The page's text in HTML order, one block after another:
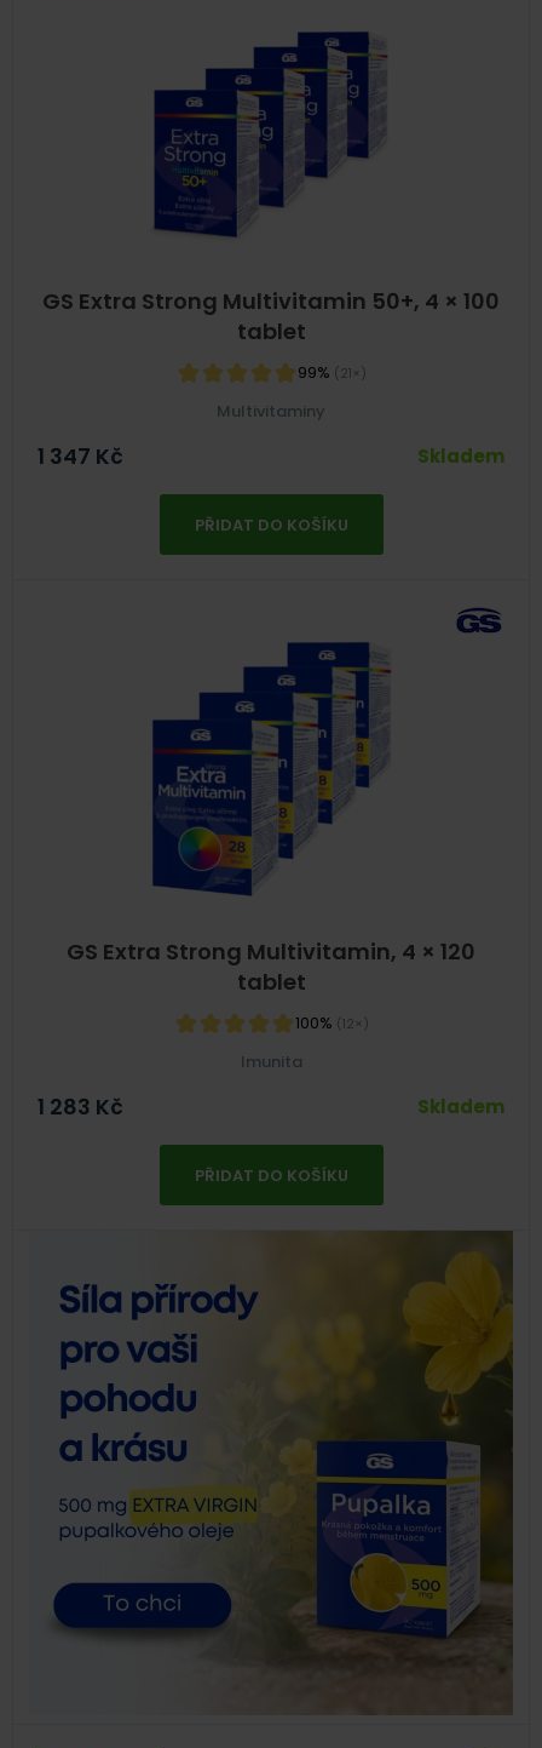
GS Extra Strong Multivitamin 50+, 4 × 100
tablet
99% (21×)
Multivitaminy
1 347 Kč Skladem
PŘIDAT DO KOŠÍKU
GS Extra Strong Multivitamin, 4 × 120
tablet
100% (12×)
Imunita
1 283 Kč Skladem
PŘIDAT DO KOŠÍKU